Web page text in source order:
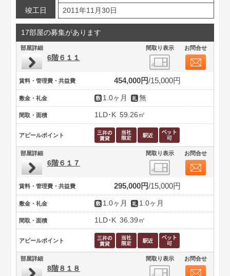
竣工日
2011年11月30日
17部屋の募集があります
部屋詳細 間取り表示 お問合せ
6階６１１
賃料・管理費・共益費 454,000円 15,000円
敷金・礼金 1.0ヶ月 無
間取・面積 1LD･K 59.26㎡
アピールポイント
部屋詳細 間取り表示 お問合せ
6階６１７
賃料・管理費・共益費 295,000円 15,000円
敷金・礼金 1.0ヶ月 1.0ヶ月
間取・面積 1LD･K 36.39㎡
アピールポイント
部屋詳細 間取り表示 お問合せ
8階８１８